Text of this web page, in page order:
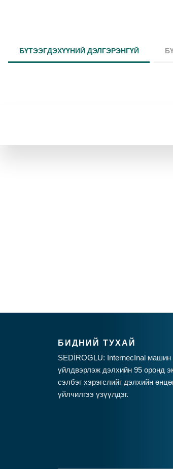
БҮТЭЭГДЭХҮҮНИЙ ДЭЛГЭРЭНГҮЙ
БИДНИЙ ТУХАЙ
SEDİROGLU: InternecInal
үйлдвэрлэж дэлхийн 95 оронд
сэлбэг хэрэгслийг дэлхийн
үйлчилгээ үзүүлдэг.